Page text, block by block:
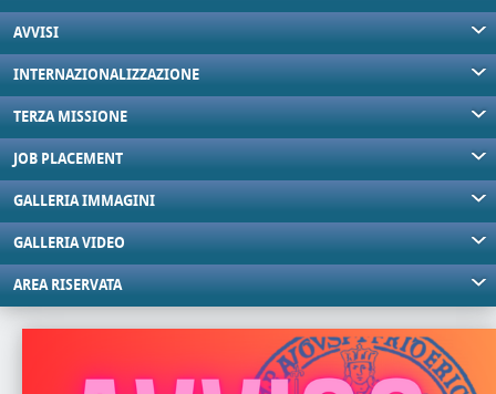
AVVISI
INTERNAZIONALIZZAZIONE
TERZA MISSIONE
JOB PLACEMENT
GALLERIA IMMAGINI
GALLERIA VIDEO
AREA RISERVATA